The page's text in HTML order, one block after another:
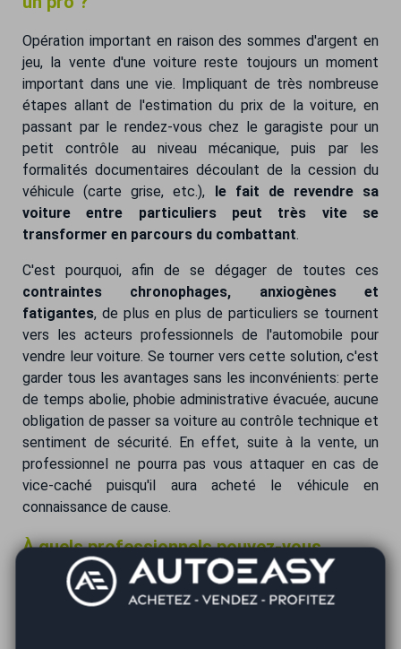
Opération important en raison des sommes d'argent en
jeu, la vente d'une voiture reste toujours un moment
important dans une vie. Impliquant de très nombreuse
étapes allant de l'estimation du prix de la voiture, en
passant par le rendez-vous chez le garagiste pour un
petit contrôle au niveau mécanique, puis par les
formalités documentaires découlant de la cession du
véhicule (carte grise, etc.), le fait de revendre sa
voiture entre particuliers peut très vite se
transformer en parcours du combattant.
C'est pourquoi, afin de se dégager de toutes ces
contraintes chronophages, anxiogènes et
fatigantes, de plus en plus de particuliers se tournent
vers les acteurs professionnels de l'automobile pour
vendre leur voiture. Se tourner vers cette solution, c'est
garder tous les avantages sans les inconvénients: perte
de temps abolie, phobie administrative évacuée, aucune
obligation de passer sa voiture au contrôle technique et
sentiment de sécurité. En effet, suite à la vente, un
professionnel ne pourra pas vous attaquer en cas de
vice-caché puisqu'il aura acheté le véhicule en
connaissance de cause.
À quels professionnels pouvez-vous
vendre votre auto en France?